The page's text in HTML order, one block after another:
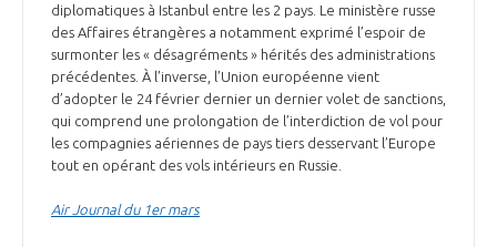
diplomatiques à Istanbul entre les 2 pays. Le ministère russe
des Affaires étrangères a notamment exprimé l’espoir de
surmonter les « désagréments » hérités des administrations
précédentes. À l’inverse, l’Union européenne vient
d’adopter le 24 février dernier un dernier volet de sanctions,
qui comprend une prolongation de l’interdiction de vol pour
les compagnies aériennes de pays tiers desservant l’Europe
tout en opérant des vols intérieurs en Russie.
Air Journal du 1er mars